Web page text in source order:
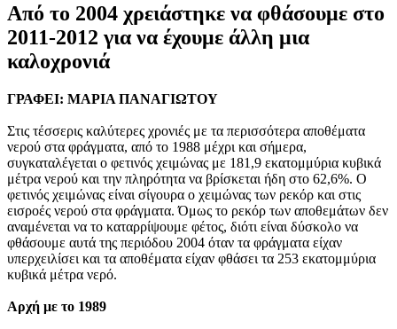
Από το 2004 χρειάστηκε να φθάσουμε στο
2011-2012 για να έχουμε άλλη μια
καλοχρονιά
ΓΡΑΦΕΙ: ΜΑΡΙΑ ΠΑΝΑΓΙΩΤΟΥ
Στις τέσσερις καλύτερες χρονιές με τα περισσότερα αποθέματα
νερού στα φράγματα, από το 1988 μέχρι και σήμερα,
συγκαταλέγεται o φετινός χειμώνας με 181,9 εκατομμύρια κυβικά
μέτρα νερού και την πληρότητα να βρίσκεται ήδη στο 62,6%. Ο
φετινός χειμώνας είναι σίγουρα ο χειμώνας των ρεκόρ και στις
εισροές νερού στα φράγματα. Όμως το ρεκόρ των αποθεμάτων δεν
αναμένεται να το καταρρίψουμε φέτος, διότι είναι δύσκολο να
φθάσουμε αυτά της περιόδου 2004 όταν τα φράγματα είχαν
υπερχειλίσει και τα αποθέματα είχαν φθάσει τα 253 εκατομμύρια
κυβικά μέτρα νερό.
Αρχή με το 1989